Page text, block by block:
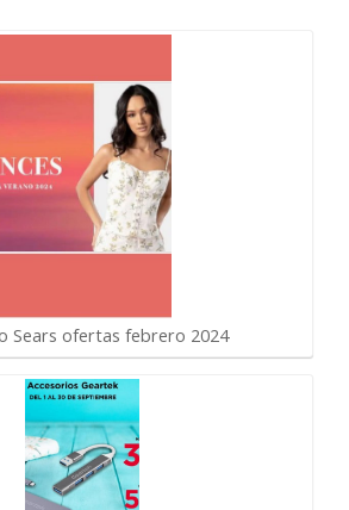
Sears ofertas febrero 2024